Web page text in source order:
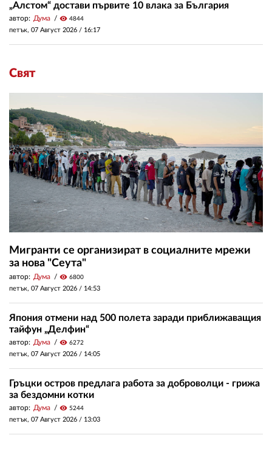
„Алстом“ достави първите 10 влака за България
автор: Дума visibility 4844
петък, 07 Август 2026 / 16:17
Свят
Мигранти се организират в социалните мрежи
за нова "Сеута"
автор: Дума visibility 6800
петък, 07 Август 2026 / 14:53
Япония отмени над 500 полета заради приближаващия
тайфун „Делфин“
автор: Дума visibility 6272
петък, 07 Август 2026 / 14:05
Гръцки остров предлага работа за доброволци - грижа
за бездомни котки
автор: Дума visibility 5244
петък, 07 Август 2026 / 13:03